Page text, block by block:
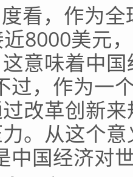
看，作为
8000美元
意味着中
过，作为一
改革创新
。从这个
中国经济对